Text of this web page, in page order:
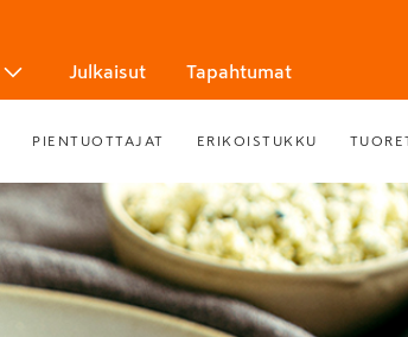
Julkaisut Tapahtumat
PIENTUOTTAJAT ERIKOISTUKKU